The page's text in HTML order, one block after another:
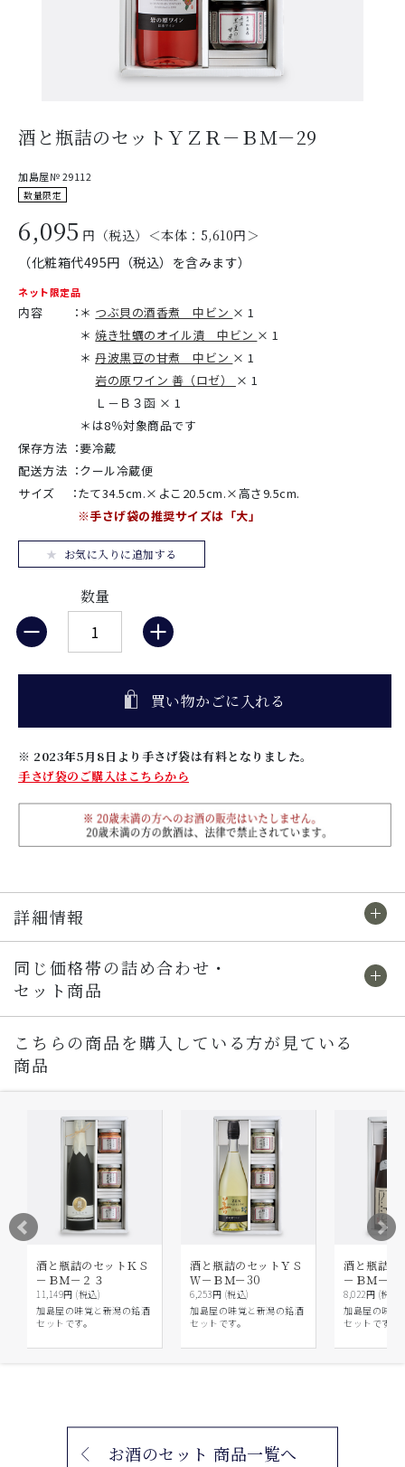
酒と瓶詰のセットＹＺＲ－ＢＭ－29
加島屋№ 29112
数量限定
6,095 円（税込）＜本体： 5,610円＞
（化粧箱代495円（税込）を含みます）
ネット限定品
内容 ：＊ つぶ貝の酒香煮 中ビン × 1
＊焼き牡蠣のオイル漬 中ビン × 1
＊丹波黒豆の甘煮 中ビン × 1
岩の原ワイン 善（ロゼ）
× 1
Ｌ－Ｂ３函 × 1
＊は8％対象商品です
保存方法 ：要冷蔵
配送方法 ：クール冷蔵便
サイズ
：たて34.5cm.×よこ20.5cm.×高さ9.5cm.
※手さげ袋の推奨サイズは「大」
お気に入りに追加する
数量
買い物かごに入れる
※ 2023年5月8日より手さげ袋は有料となりました。
手さげ袋のご購入はこちらから
詳細情報
同じ価格帯の詰め合わせ・
セット商品
こちらの商品を購入している方が見ている
商品
酒と瓶詰のセットＫＳ
－ＢＭ－２３
11,149円 (税込)
加島屋の味覚と新潟の銘酒
セットです。
酒と瓶詰のセットＹＳ
Ｗ－ＢＭ－30
6,253円 (税込)
加島屋の味覚と新潟の銘酒
セットです。
酒と瓶詰の
－ＢＭ－１
8,022円 (税込)
加島屋の味覚
セットです。
お酒のセット 商品一覧へ